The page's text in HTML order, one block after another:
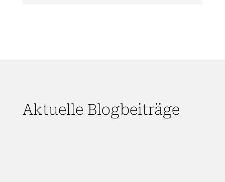
Aktuelle Blogbeiträge